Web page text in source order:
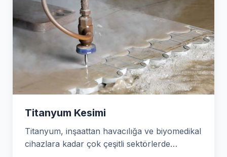
Titanyum Kesimi
Titanyum, inşaattan havacılığa ve biyomedikal
cihazlara kadar çok çeşitli sektörlerde